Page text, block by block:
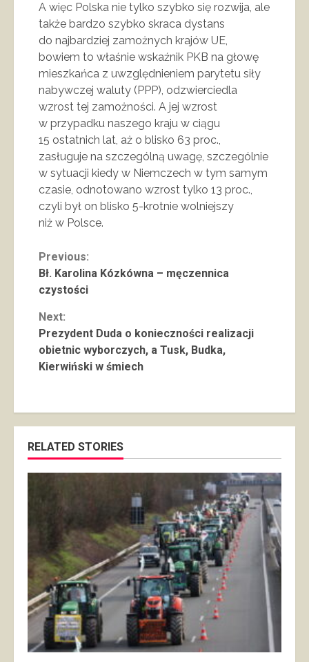
A więc Polska nie tylko szybko się rozwija, ale
także bardzo szybko skraca dystans
do najbardziej zamożnych krajów UE,
bowiem to właśnie wskaźnik PKB na głowę
mieszkańca z uwzględnieniem parytetu siły
nabywczej waluty (PPP), odzwierciedla
wzrost tej zamożności. A jej wzrost
w przypadku naszego kraju w ciągu
15 ostatnich lat, aż o blisko 63 proc.,
zasługuje na szczególną uwagę, szczególnie
w sytuacji kiedy w Niemczech w tym samym
czasie, odnotowano wzrost tylko 13 proc.,
czyli był on blisko 5-krotnie wolniejszy
niż w Polsce.
Continue
Reading
Previous:
Bł. Karolina Kózkówna – męczennica
czystości
Next:
Prezydent Duda o konieczności realizacji
obietnic wyborczych, a Tusk, Budka,
Kierwiński w śmiech
RELATED STORIES